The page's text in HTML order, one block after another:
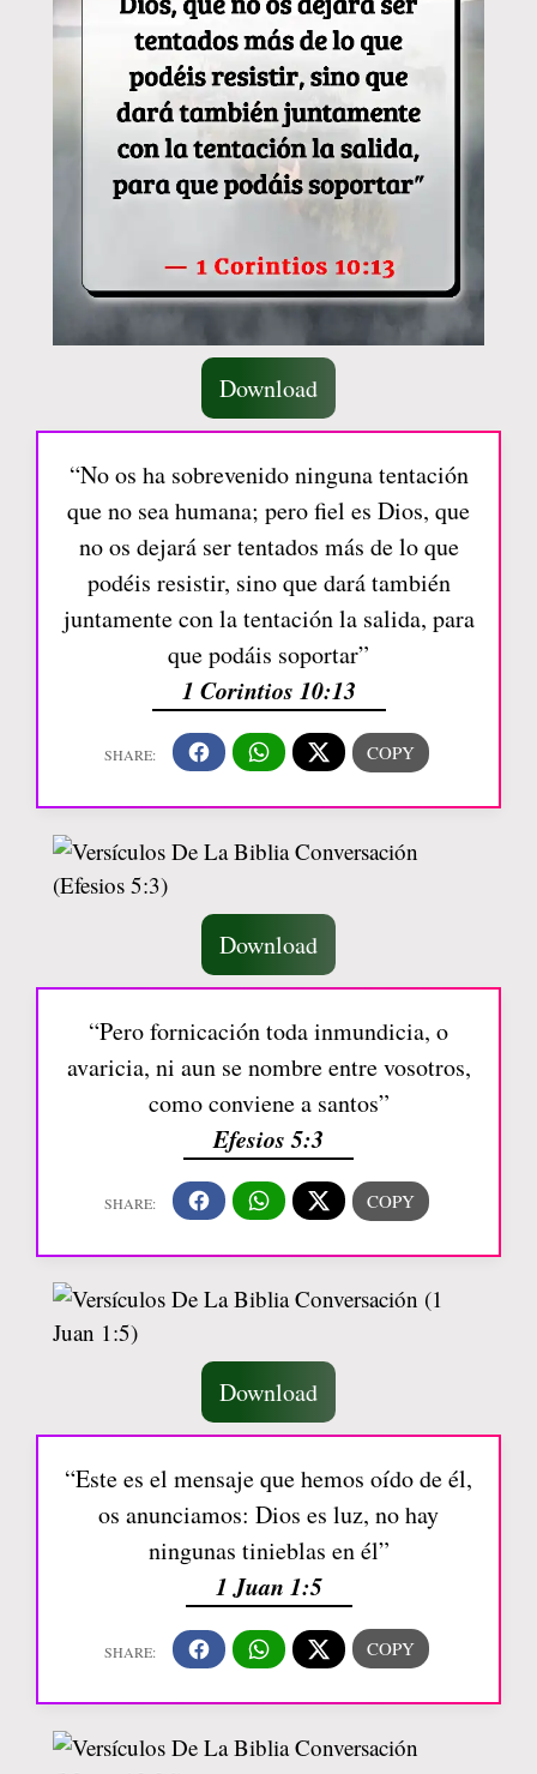
Download
“No os ha sobrevenido ninguna tentación
que no sea humana; pero fiel es Dios, que
no os dejará ser tentados más de lo que
podéis resistir, sino que dará también
juntamente con la tentación la salida, para
que podáis soportar”
1 Corintios 10:13
Download
“Pero fornicación toda inmundicia, o
avaricia, ni aun se nombre entre vosotros,
como conviene a santos”
Efesios 5:3
Download
“Este es el mensaje que hemos oído de él,
os anunciamos: Dios es luz, no hay
ningunas tinieblas en él”
1 Juan 1:5